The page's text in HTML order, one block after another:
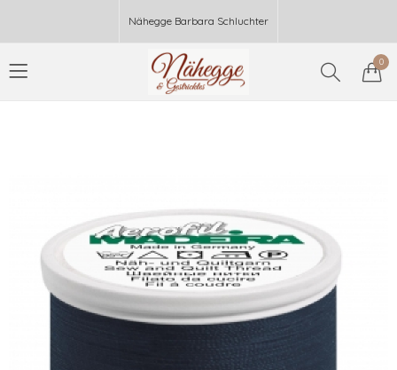
Nähegge Barbara Schluchter
0